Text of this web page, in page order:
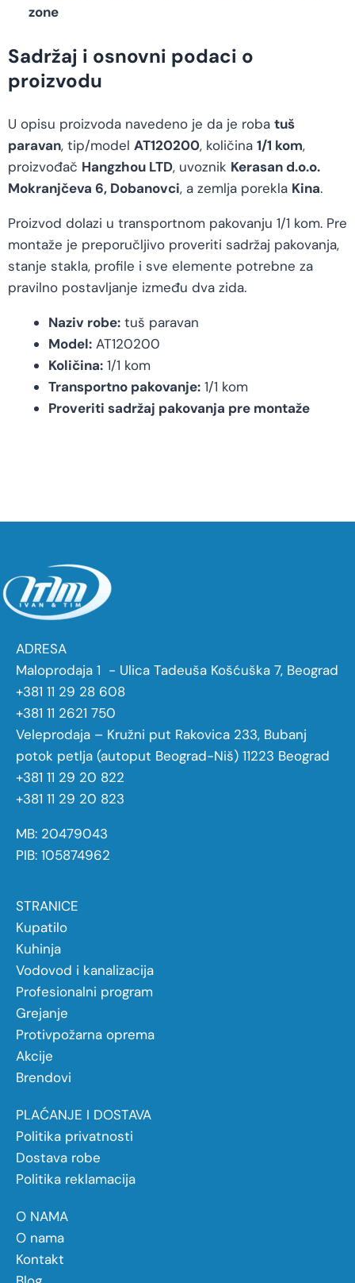
zone
Sadržaj i osnovni podaci o
proizvodu
U opisu proizvoda navedeno je da je roba tuš
paravan, tip/model AT120200, količina 1/1 kom,
proizvođač Hangzhou LTD, uvoznik Kerasan d.o.o.
Mokranjčeva 6, Dobanovci, a zemlja porekla Kina.
Proizvod dolazi u transportnom pakovanju 1/1 kom. Pre
montaže je preporučljivo proveriti sadržaj pakovanja,
stanje stakla, profile i sve elemente potrebne za
pravilno postavljanje između dva zida.
Naziv robe: tuš paravan
Model: AT120200
Količina: 1/1 kom
Transportno pakovanje: 1/1 kom
Proveriti sadržaj pakovanja pre montaže
ADRESA
Maloprodaja 1 - Ulica Tadeuša Košćuška 7, Beograd
+381 11 29 28 608
+381 11 2621 750
Veleprodaja – Kružni put Rakovica 233, Bubanj
potok petlja (autoput Beograd-Niš) 11223 Beograd
+381 11 29 20 822
+381 11 29 20 823
MB: 20479043
PIB: 105874962
STRANICE
Kupatilo
Kuhinja
Vodovod i kanalizacija
Profesionalni program
Grejanje
Protivpožarna oprema
Akcije
Brendovi
PLAĆANJE I DOSTAVA
Politika privatnosti
Dostava robe
Politika reklamacija
O NAMA
O nama
Kontakt